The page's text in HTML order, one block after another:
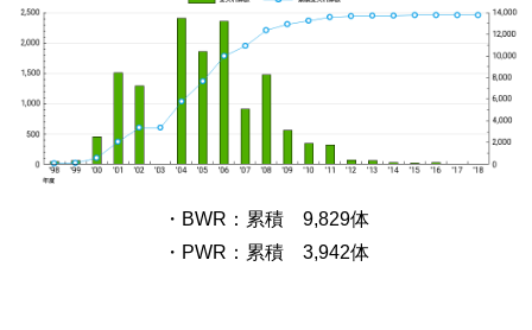
・BWR：累積 9,829体
・PWR：累積 3,942体